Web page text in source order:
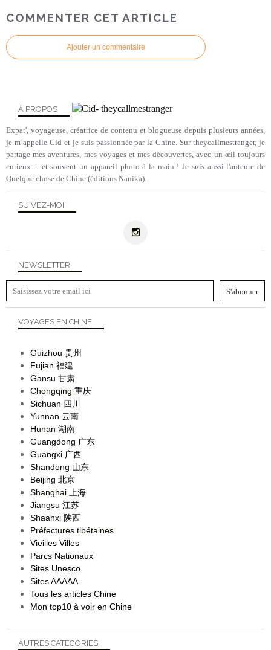
COMMENTER CET ARTICLE
Ajouter un commentaire
NEWSLETTER
SUIVEZ-MOI
À PROPOS
Expat', voyageuse, créatrice de contenu et blogueuse depuis plusieurs années,
je m’appelle Cid et je suis passionnée par la Chine. Sur theycallmestranger, je
partage mes aventures, mes voyages et mes découvertes, avec un œil toujours
curieux… et souvent un appareil photo à la main ! Je suis aussi l'auteure de
Quelque chose de Chine (éditions Nanika).
VOYAGES EN CHINE
Guizhou 贵州
Fujian 福建
Gansu 甘肃
Chongqing 重庆
Sichuan 四川
Yunnan 云南
Hunan 湖南
Guangdong 广东
Guangxi 广西
Shandong 山东
Beijing 北京
Shanghai 上海
Jiangsu 江苏
Shaanxi 陕西
Préfectures tibétaines
Vieilles Villes
Parcs Nationaux
Sites Unesco
Sites AAAAA
Tous les articles Chine
Mon top10 à voir en Chine
AUTRES CATEGORIES